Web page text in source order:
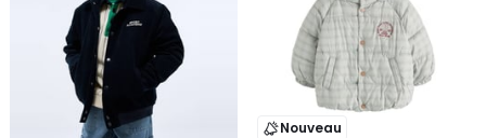
Nouveau